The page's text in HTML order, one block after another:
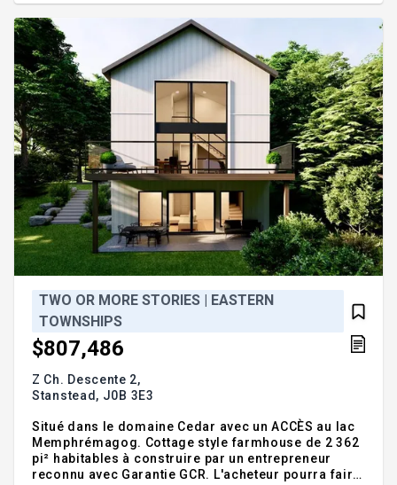
Découvrez un véritable havre de paix niché sur un t
TWO OR MORE STORIES | EASTERN
TOWNSHIPS
$807,486
Z Ch. Descente 2,
Stanstead, J0B 3E3
Situé dans le domaine Cedar avec un ACCÈS au lac
Memphrémagog. Cottage style farmhouse de 2 362
pi² habitables à construire par un entrepreneur
reconnu avec Garantie GCR. L'acheteur pourra faire